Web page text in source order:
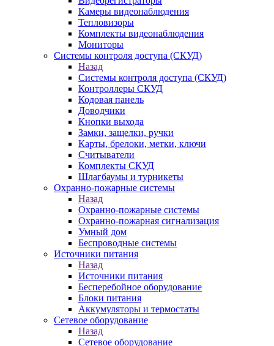
Камеры видеонаблюдения
Тепловизоры
Комплекты видеонаблюдения
Мониторы
Системы контроля доступа (СКУД)
Назад
Системы контроля доступа (СКУД)
Контроллеры СКУД
Кодовая панель
Доводчики
Кнопки выхода
Замки, защелки, ручки
Карты, брелоки, метки, ключи
Считыватели
Комплекты СКУД
Шлагбаумы и турникеты
Охранно-пожарные системы
Назад
Охранно-пожарные системы
Охранно-пожарная сигнализация
Умный дом
Беспроводные системы
Источники питания
Назад
Источники питания
Бесперебойное оборудование
Блоки питания
Аккумуляторы и термостаты
Сетевое оборудование
Назад
Сетевое оборудование